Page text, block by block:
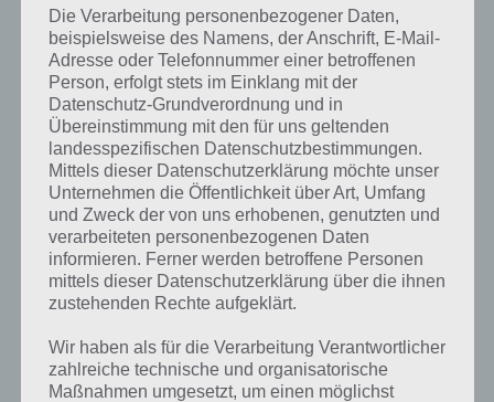
Du findest Lösungen auch ohne unsere Hilfe, indem du in der App
Münzen einsetzt. Da diese jedoch begrenzt sind, hast du hier stets
die Möglichkeit alle Antworten zu finden!
Die obige Lösung stimmt leider nicht mehr?
Wenn die Lösung, die wir dir oben Schmuck vorgestellt haben, nicht
mehr aktuell sein sollte oder ein Wort in der Lösung von 94 Prozent
fehlt, so teile uns die korrekten Lösungen einfach in den
Kommentaren mit. Nur so können wir stets die aktuellen Antworten
auf die zahlreichen Fragen und Sachverhalte in der App geben. Da
die Entwickler die Lösungen immer mal wieder verändern.
Darum geht es bei 94%
Die Verarbeitung personenbezogener Daten,
beispielsweise des Namens, der Anschrift, E-Mail-
Adresse oder Telefonnummer einer betroffenen
Person, erfolgt stets im Einklang mit der
Datenschutz-Grundverordnung und in
Übereinstimmung mit den für uns geltenden
landesspezifischen Datenschutzbestimmungen.
Mittels dieser Datenschutzerklärung möchte unser
Unternehmen die Öffentlichkeit über Art, Umfang
und Zweck der von uns erhobenen, genutzten und
verarbeiteten personenbezogenen Daten
informieren. Ferner werden betroffene Personen
mittels dieser Datenschutzerklärung über die ihnen
zustehenden Rechte aufgeklärt.
Wir haben als für die Verarbeitung Verantwortlicher
zahlreiche technische und organisatorische
Maßnahmen umgesetzt, um einen möglichst